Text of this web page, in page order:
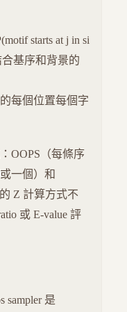
starts at j in si
合基序和背景的
每個位置每個字
OOPS（每條序
一個）和
Z 計算方式不
或 E-value 評
sampler 是